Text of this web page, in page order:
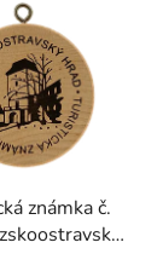
známka č.